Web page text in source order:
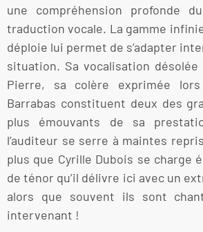
une compréhension profonde
traduction vocale. La gamme
déploie lui permet de s’adapter
situation. Sa vocalisation
Pierre, sa colère exprimée
Barrabas constituent deux des
plus émouvants de sa
l’auditeur se serre à maintes
plus que Cyrille Dubois se charge
de ténor qu’il délivre ici avec un
alors que souvent ils sont
intervenant !